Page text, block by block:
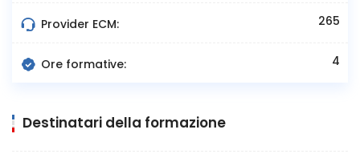
Provider ECM: 265
Ore formative: 4
Destinatari della formazione